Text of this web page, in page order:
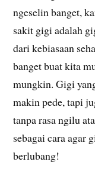
ngeselin banget,
sakit gigi adalah
dari kebiasaan
banget buat kita
mungkin. Gigi
makin pede, tapi
tanpa rasa ngilu
sebagai cara agar
berlubang!